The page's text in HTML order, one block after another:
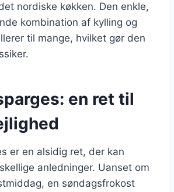
nordiske køkken. Den enkle,
kombination af kylling og
til mange, hvilket gør den
en ret til
er en alsidig ret, der kan
anledninger. Uanset om
en søndagsfrokost